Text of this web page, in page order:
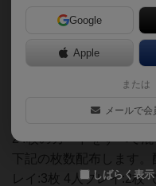
1ラウンドで利用するもの
0～11のカード(白黒合
ラウンド開始の用意
24枚のカードをすべて
下記の枚数配布します
レイ:3枚 4人プレイ:2枚
Google
Apple
または
メールで会
しばらく表